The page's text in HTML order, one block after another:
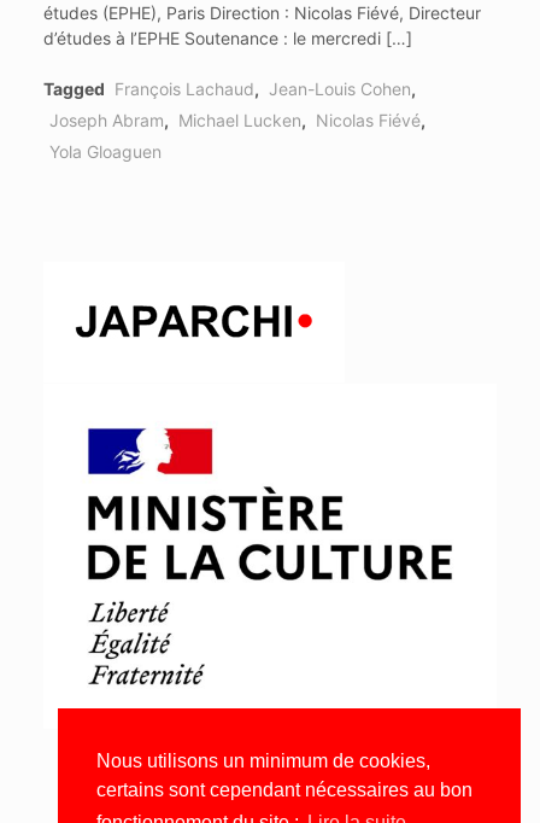
Nous utilisons un minimum de cookies,
certains sont cependant nécessaires au bon
études (EPHE), Paris Direction : Nicolas Fiévé, Directeur
d’études à l’EPHE Soutenance : le mercredi […]
Tagged François Lachaud, Jean-Louis Cohen,
Joseph Abram, Michael Lucken, Nicolas Fiévé,
Yola Gloaguen